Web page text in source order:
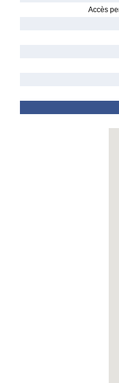
Accès